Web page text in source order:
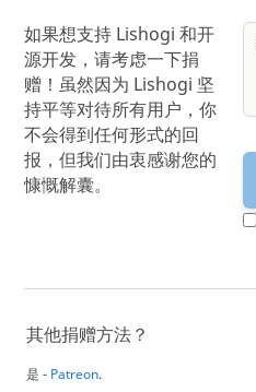
如果想支持 Lishogi 和开
源开发，请考虑一下捐
赠！虽然因为 Lishogi 坚
持平等对待所有用户，你
不会得到任何形式的回
报，但我们由衷感谢您的
慷慨解囊。
其他捐赠方法？
是 - Patreon.